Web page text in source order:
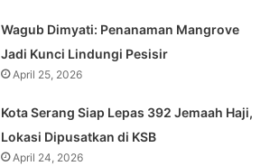
Wagub Dimyati: Penanaman Mangrove
Jadi Kunci Lindungi Pesisir
April 25, 2026
Kota Serang Siap Lepas 392 Jemaah Haji,
Lokasi Dipusatkan di KSB
April 24, 2026